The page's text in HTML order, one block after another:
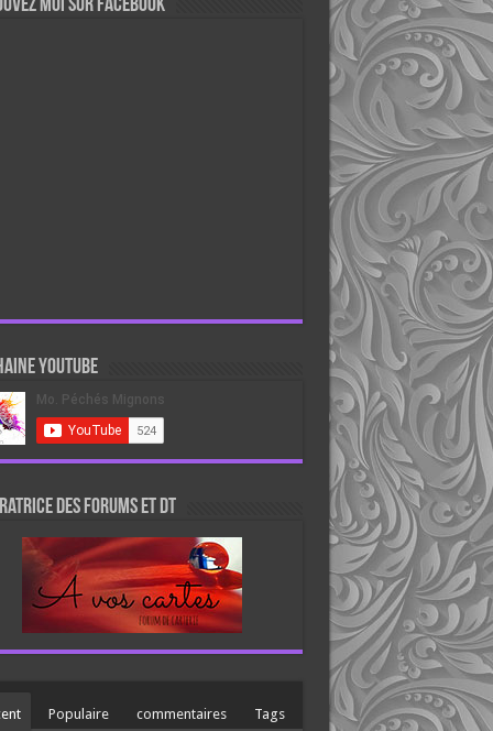
moi sur Facebook
Youtube
des forums et DT
Populaire commentaires Tags